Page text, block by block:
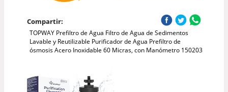
Compartir:
TOPWAY Prefiltro de Agua Filtro de Agua de Sedimentos
Lavable y Reutilizable Purificador de Agua Prefiltro de
ósmosis Acero Inoxidable 60 Micras, con Manómetro 150203